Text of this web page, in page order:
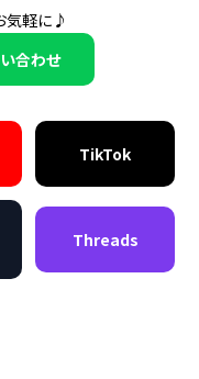
気軽に♪
合わせ
TikTok
Threads